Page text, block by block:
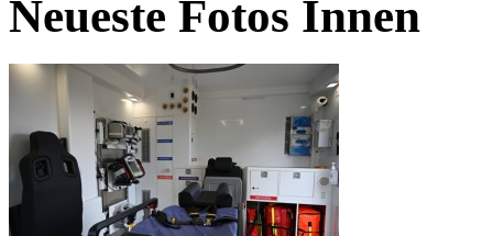
Neueste Fotos Innen